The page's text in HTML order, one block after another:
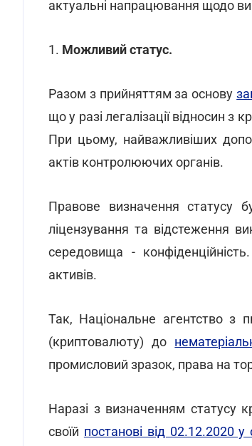
актуальні напрацювання щодо
1. Можливий статус.
Разом з прийняттям за основу
що у разі легалізації відносин
При цьому, найважливіших
актів контролюючих органів.
Правове визначення статусу
ліцензування та відстеження
середовища -
активів.
Так, Національне агентство з
(криптовалюту) до
промисловий зразок, права на
Наразі з визначенням статусу
своїй постанові від 02.12.2020